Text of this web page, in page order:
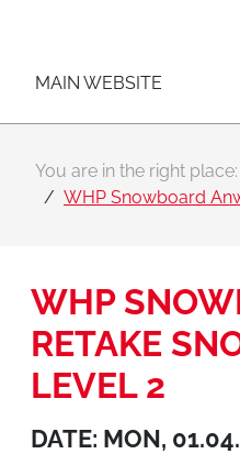
MAIN WEBSITE
You are in the right place:
WHP Snowboard
WHP
RETAKE
LEVEL 2
DATE: MON,